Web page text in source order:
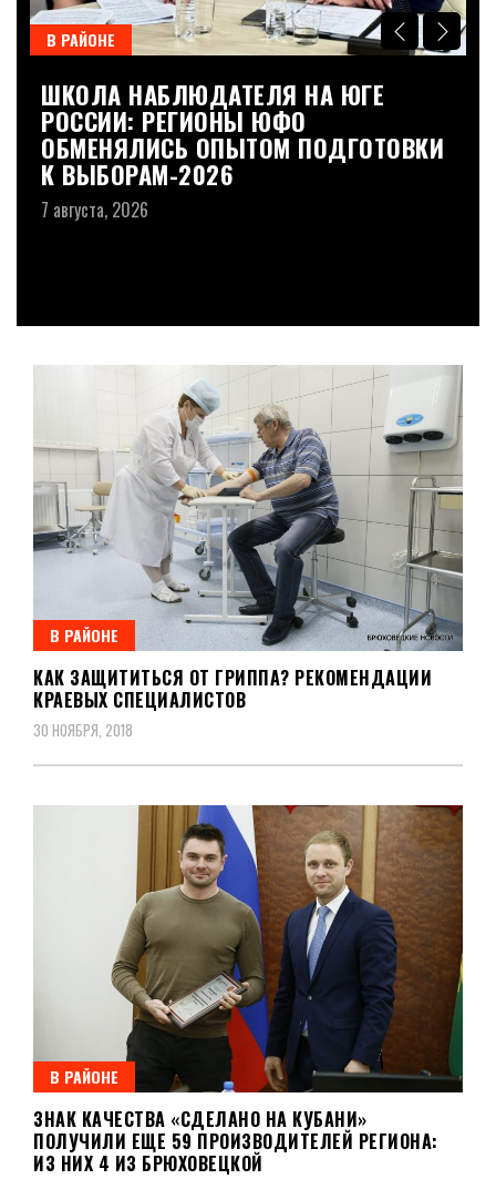
В РАЙОНЕ
ШКОЛА НАБЛЮДАТЕЛЯ НА ЮГЕ
РОССИИ: РЕГИОНЫ ЮФО
ОБМЕНЯЛИСЬ ОПЫТОМ ПОДГОТОВКИ
К ВЫБОРАМ-2026
7 августа, 2026
В РАЙОНЕ
КАК ЗАЩИТИТЬСЯ ОТ ГРИППА? РЕКОМЕНДАЦИИ
КРАЕВЫХ СПЕЦИАЛИСТОВ
30 НОЯБРЯ, 2018
В РАЙОНЕ
ЗНАК КАЧЕСТВА «СДЕЛАНО НА КУБАНИ»
ПОЛУЧИЛИ ЕЩЕ 59 ПРОИЗВОДИТЕЛЕЙ РЕГИОНА:
ИЗ НИХ 4 ИЗ БРЮХОВЕЦКОЙ